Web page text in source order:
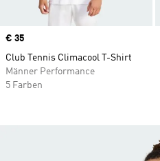
Price
€ 35
Club Tennis Climacool T-Shirt
Männer Performance
5 Farben